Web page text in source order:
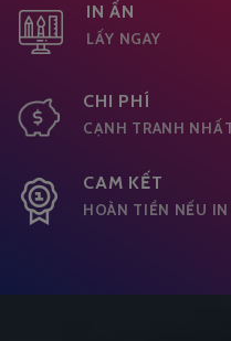
IN ẤN
LẤY NGAY
CHI PHÍ
CẠNH TRANH
CAM KẾT
HOÀN TIỀN NẾU